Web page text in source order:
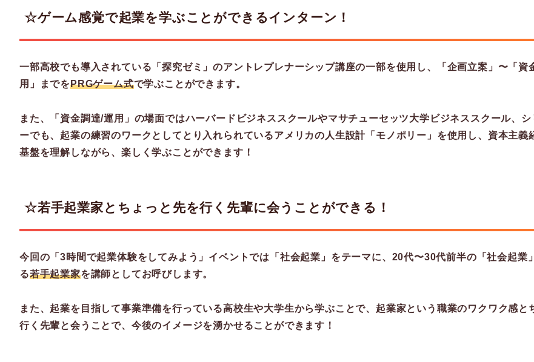
☆ゲーム感覚で起業を学ぶことができるインターン！
一部高校でも導入されている「探究ゼミ」のアントレプレナーシップ講座の一部を使用し、「企画立案」〜「資
用」までをPRGゲーム式で学ぶことができます。
また、「資金調達/運用」の場面ではハーバードビジネススクールやマサチューセッツ大学ビジネススクール、シ
ーでも、起業の練習のワークとしてとり入れられているアメリカの人生設計「モノポリー」を使用し、資本主義
基盤を理解しながら、楽しく学ぶことができます！
☆若手起業家とちょっと先を行く先輩に会うことができる！
今回の 「3時間で起業体験をしてみよう」イベントでは「社会起業」をテーマに、20代〜30代前半の「社会起業
る若手起業家を講師としてお呼びします。
また、起業を目指して事業準備を行っている高校生や大学生から学ぶことで、起業家という職業のワクワク感と
行く先輩と会うことで、今後のイメージを湧かせることができます！